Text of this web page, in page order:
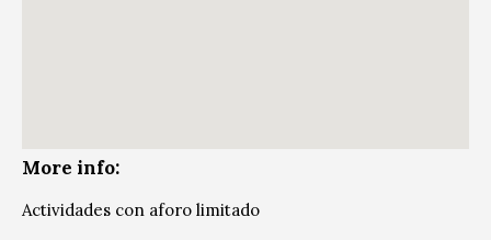
More info:
Actividades con aforo limitado